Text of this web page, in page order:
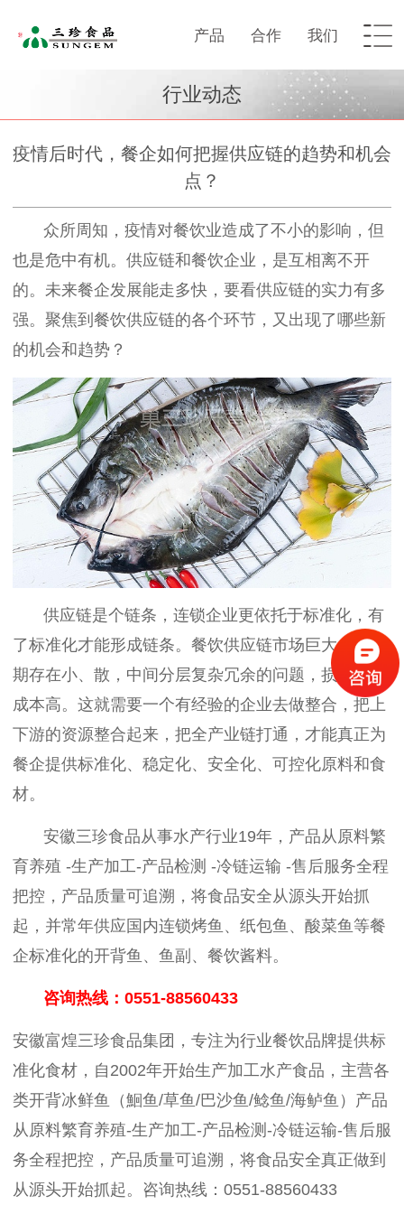
产品 合作 我们
行业动态
疫情后时代，餐企如何把握供应链的趋势和机会
点？
众所周知，疫情对餐饮业造成了不小的影响，但
也是危中有机。 供应链和餐饮企业，是互相离不开
的。未来餐企发展能走多快，要看供应链的实力有多
强。 聚焦到餐饮供应链的各个环节， 又 出现了哪些新
的机会和趋势？
供应链是个链条，连锁企业更依托于标准化，有
了标准化才能形成链条。餐饮供应链市场巨大，但长
期存在小、散，中间分层复杂冗余的问题，损耗大、
成本高。这就需要一个有经验的企业去做整合，把上
下游的资源整合起来，把全产业链打通，才能真正为
餐企提供标准化、稳定化、安全化、 可控化原料和食
材。
安徽三珍食品从事水产行业19年，产品从原料繁
育养殖 -生产加工-产品检测 -冷链运输 -售后服务全程
把控，产品质量可追溯，将食品安全从源头开始抓
起，并常年供应国内连锁烤鱼、纸包鱼、酸菜鱼等餐
企标准化的开背鱼、鱼副、餐饮酱料。
咨询热线：0551-88560433
安徽富煌三珍食品集团，专注为行业餐饮品牌提供标
准化食材，自2002年开始生产加工水产食品，主营各
类开背冰鲜鱼（鮰鱼/草鱼/巴沙鱼/鲶鱼/海鲈鱼）产品
从原料繁育养殖-生产加工-产品检测-冷链运输-售后服
务全程把控，产品质量可追溯，将食品安全真正做到
从源头开始抓起。咨询热线：0551-88560433